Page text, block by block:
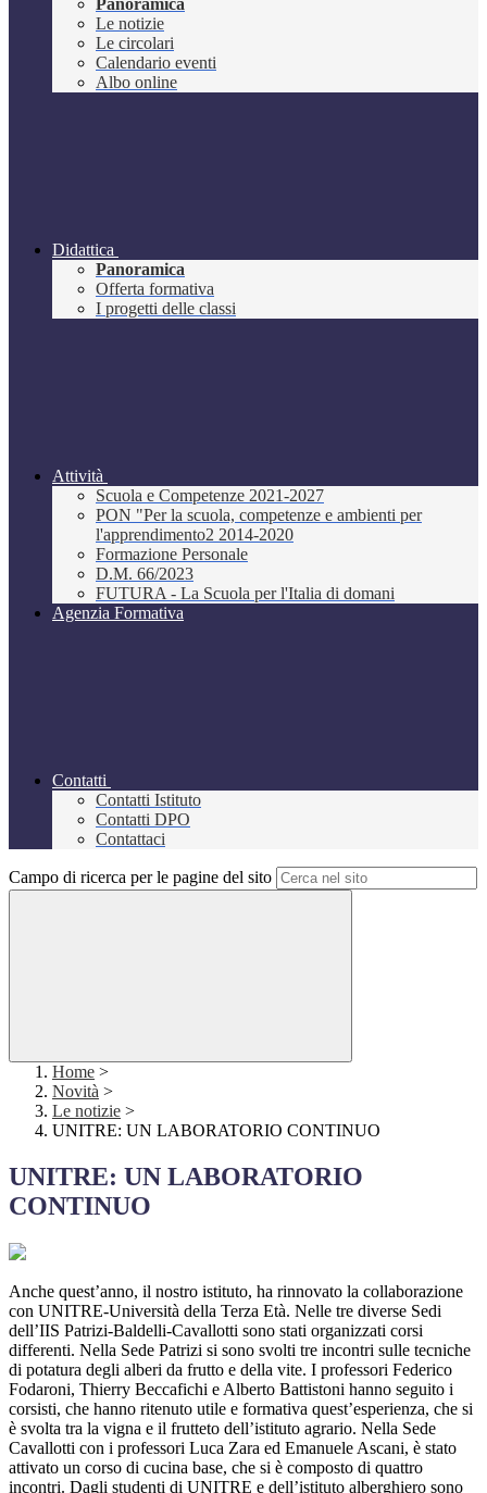
Panoramica
Le notizie
Le circolari
Calendario eventi
Albo online
Didattica
Panoramica
Offerta formativa
I progetti delle classi
Attività
Scuola e Competenze 2021-2027
PON "Per la scuola, competenze e ambienti per
l'apprendimento2 2014-2020
Formazione Personale
D.M. 66/2023
FUTURA - La Scuola per l'Italia di domani
Agenzia Formativa
Contatti
Contatti Istituto
Contatti DPO
Contattaci
Campo di ricerca per le pagine del sito
Home >
Novità >
Le notizie >
UNITRE: UN LABORATORIO CONTINUO
UNITRE: UN LABORATORIO
CONTINUO
Anche quest’anno, il nostro istituto, ha rinnovato la collaborazione
con UNITRE-Università della Terza Età. Nelle tre diverse Sedi
dell’IIS Patrizi-Baldelli-Cavallotti sono stati organizzati corsi
differenti. Nella Sede Patrizi si sono svolti tre incontri sulle tecniche
di potatura degli alberi da frutto e della vite. I professori Federico
Fodaroni, Thierry Beccafichi e Alberto Battistoni hanno seguito i
corsisti, che hanno ritenuto utile e formativa quest’esperienza, che si
è svolta tra la vigna e il frutteto dell’istituto agrario. Nella Sede
Cavallotti con i professori Luca Zara ed Emanuele Ascani, è stato
attivato un corso di cucina base, che si è composto di quattro
incontri. Dagli studenti di UNITRE e dell’istituto alberghiero sono